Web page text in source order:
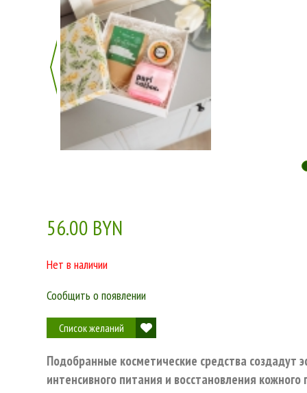
56.00 BYN
Нет в наличии
Сообщить о появлении
Список желаний
Подобранные косметические средства
интенсивного питания и восстановления кожного